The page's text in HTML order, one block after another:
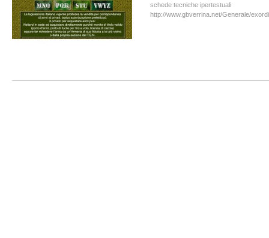
schede tecniche ipertestuali
http://www.gbverrina.net/Generale/